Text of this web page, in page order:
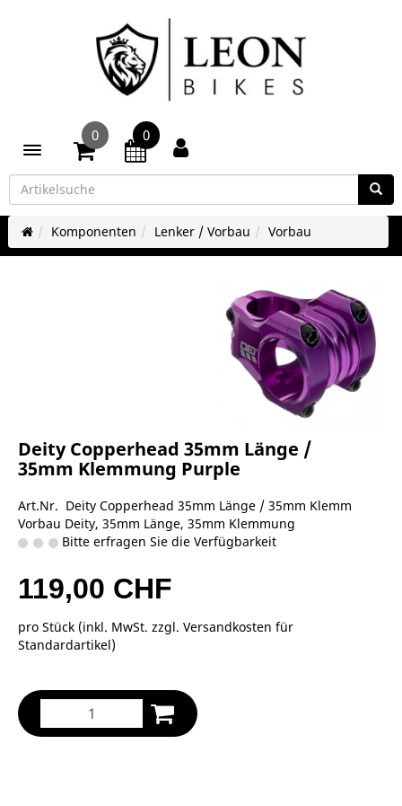
Toggle navigation
0 0
Komponenten Lenker / Vorbau Vorbau
Deity Copperhead 35mm Länge /
35mm Klemmung Purple
Art.Nr. Deity Copperhead 35mm Länge / 35mm Klemm
Vorbau Deity, 35mm Länge, 35mm Klemmung
Bitte erfragen Sie die Verfügbarkeit
119,00 CHF
pro Stück (inkl. MwSt. zzgl. Versandkosten für
Standardartikel)